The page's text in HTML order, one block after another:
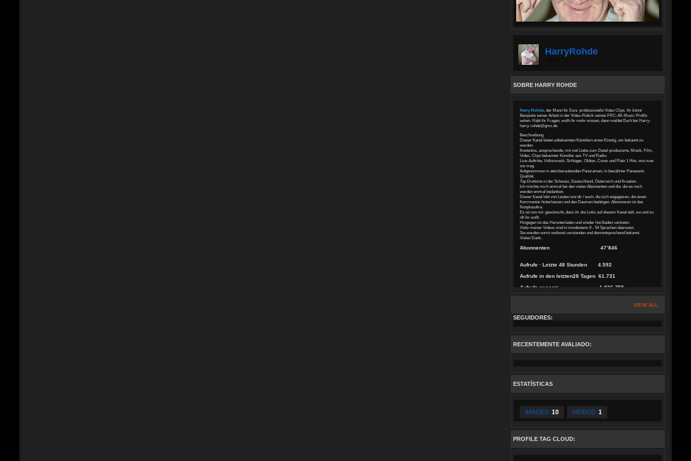
HarryRohde
SOBRE HARRY ROHDE
Harry Rohde, der Mann für Eure professionelle Video Clips. Ihr könnt
Beispiele seiner Arbeit in der Video-Rubrik seines FRC-All-Music-Profils
sehen. Habt ihr Fragen, wollt ihr mehr wissen, dann meldet Euch bei Harry:
harry-rohde@gmx.de
Beschreibung
Dieser Kanal bietet unbekannten Künstlern einen Einstig, um bekannt zu
werden.
Kostenlos, ansprechende, mit viel Liebe zum Detail produzierte, Musik, Film,
Video, Clips bekannter Künstler aus TV und Radio.
Live-Auftritte, Volksmusik, Schlager, Oldies, Cover und Platz 1 Hits, wie man
sie mag.
Aufgenommen in atemberaubenden Panoramen, in bewährter Panasonic
Qualität.
Top Drehorte in der Schweiz, Deutschland, Österreich und Kroatien.
Ich möchte mich einmal bei den vielen Abonnenten und die, die es noch
werden einmal bedanken.
Dieser Kanal lebt von Leuten wie dir / euch, die sich engagieren, die einen
Kommentar hinterlassen und den Daumen betätigen. Abonnieren ist das
Nonplusultra.
Es ist von mir gewünscht, dass ihr die Links auf diesem Kanal teilt, wo und so
oft ihr wollt.
Hingegen ist das Herunterladen und wieder hochladen verboten.
Viele meiner Videos sind in mindestens 9 - 54 Sprachen übersetzt.
Sie werden somit weltweit verstanden und dementsprechend bekannt.
Vielen Dank.
Abon­nen­ten 47’846
Auf­ru­fe · Letzte 48 Stunden 4.592
Auf­ru­fe in den letzten28 Tagen 61.731
Auf­ru­fe gesamt 1.826.755
VIEW ALL
SEGUIDORES:
RECENTEMENTE AVALIADO:
ESTATÍSTICAS
IMAGES: 10 VIDEOS: 1
PROFILE TAG CLOUD: